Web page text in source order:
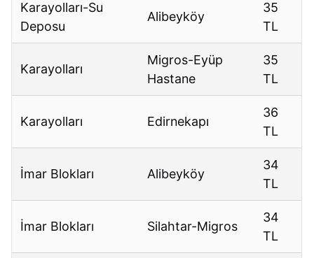
Karayolları-Su
Deposu
Alibeyköy
35
TL
Karayolları
Migros-Eyüp
Hastane
35
TL
Karayolları Edirnekapı
36
TL
İmar Blokları Alibeyköy
34
TL
İmar Blokları Silahtar-Migros
34
TL